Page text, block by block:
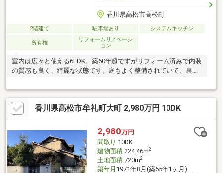
香川県高松市高松町
2階建て 駐車場あり システムキッチン
所有権
リフォームリノベーシ
ョン
室内は広々と使える6LDK。築60年超ですがリフォーム済みで内装
の質感も良く、綺麗な状態です。庭もよく整備されていて、裏木
れます。閑静な住宅街ですがことでんやJRの駅、コンビニやスー
パーも近く、便利さも兼ね備えた生活しやすい立地です。
香川県高松市牟礼町大町 2,980万円 10DK
2,980万円
間取り 10DK
建物面積224.46m2
土地面積720m2
築年月 1971年8月(築55年1ヶ月)